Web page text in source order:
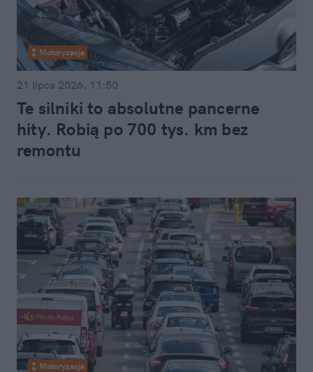
Motoryzacja
21 lipca 2026, 11:50
Te silniki to absolutne pancerne
hity. Robią po 700 tys. km bez
remontu
Motoryzacja